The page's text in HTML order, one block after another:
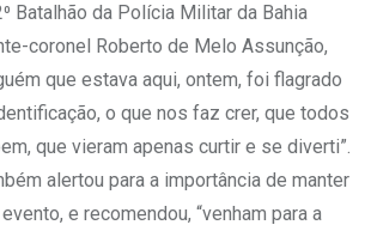
Batalhão da Polícia Militar da Bahia
coronel Roberto de Melo Assunção,
que estava aqui, ontem, foi flagrado
o que nos faz crer, que todos
que vieram apenas curtir e se diverti”.
alertou para a importância de manter
e recomendou, “venham para a